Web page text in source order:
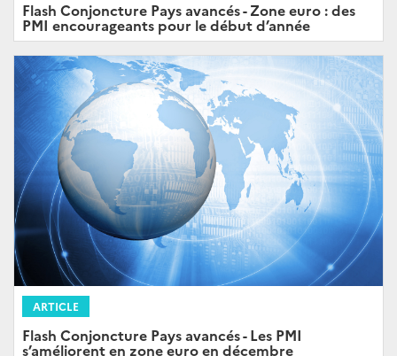
Flash Conjoncture Pays avancés - Zone euro : des
PMI encourageants pour le début d’année
ARTICLE
Flash Conjoncture Pays avancés - Les PMI
s’améliorent en zone euro en décembre